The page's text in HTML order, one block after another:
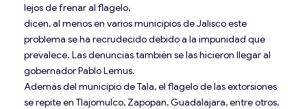
lejos de frenar al flagelo,
dicen, al menos en varios municipios de Jalisco este
problema se ha recrudecido debido a la impunidad que
prevalece. Las denuncias también se las hicieron llegar al
gobernador Pablo Lemus.
Además del municipio de Tala, el flagelo de las extorsiones
se repite en Tlajomulco, Zapopan, Guadalajara, entre otros,